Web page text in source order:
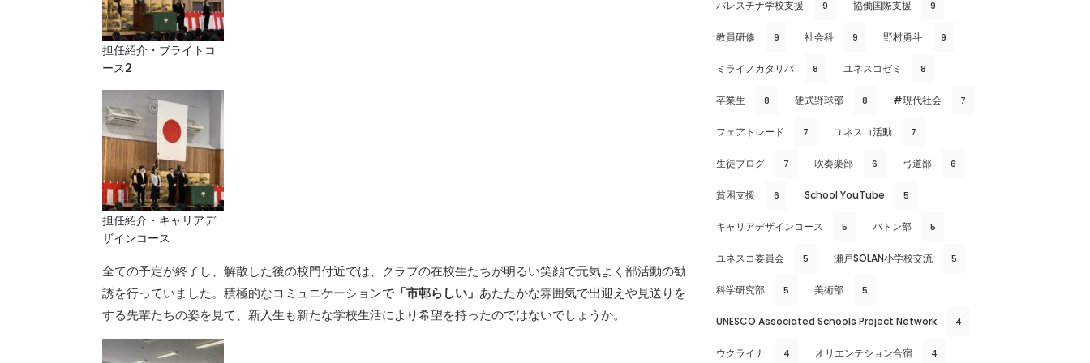
担任紹介・ブライトコ
ース2
担任紹介・キャリアデ
ザインコース
全ての予定が終了し、解散した後の校門付近では、クラブの在校生たちが明るい笑顔で元気よく部活動の勧
誘を行っていました。積極的なコミュニケーションで 「市邨らしい」 あたたかな雰囲気で出迎えや見送りを
する先輩たちの姿を見て、新入生も新たな学校生活により希望を持ったのではないでしょうか。
パレスチナ学校支援 9 協働国際支援 9
教員研修 9 社会科 9 野村勇斗 9
ミライノカタリバ 8 ユネスコゼミ 8
卒業生 8 硬式野球部 8 #現代社会 7
フェアトレード 7 ユネスコ活動 7
生徒ブログ 7 吹奏楽部 6 弓道部 6
貧困支援 6 School YouTube 5
キャリアデザインコース 5 バトン部 5
ユネスコ委員会 5 瀬戸SOLAN小学校交流 5
科学研究部 5 美術部 5
UNESCO Associated Schools Project Network 4
ウクライナ 4 オリエンテション合宿 4